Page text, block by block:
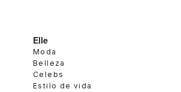
Elle
Moda
Belleza
Celebs
Estilo de vida